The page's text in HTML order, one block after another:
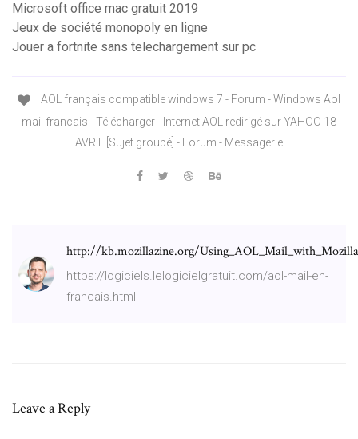
Microsoft office mac gratuit 2019
Jeux de société monopoly en ligne
Jouer a fortnite sans telechargement sur pc
AOL français compatible windows 7 - Forum - Windows Aol
mail francais - Télécharger - Internet AOL redirigé sur YAHOO 18
AVRIL [Sujet groupé] - Forum - Messagerie
http://kb.mozillazine.org/Using_AOL_Mail_with_Mozilla
https://logiciels.lelogicielgratuit.com/aol-mail-en-
francais.html
Leave a Reply